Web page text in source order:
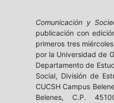
Comunicación y
publicación con
primeros tres
por la Universidad de
Departamento de
Social, División de
CUCSH Campus
Belenes, C.P.